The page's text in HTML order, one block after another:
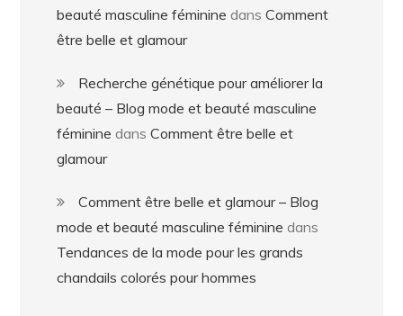
beauté masculine féminine dansComment
être belle et glamour
Recherche génétique pour améliorer la
beauté – Blog mode et beauté masculine
féminine dansComment être belle et
glamour
Comment être belle et glamour – Blog
mode et beauté masculine féminine dans
Tendances de la mode pour les grands
chandails colorés pour hommes